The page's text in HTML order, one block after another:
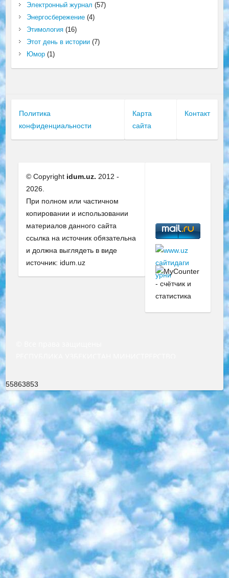
Электронный журнал (57)
Энергосбережение(4)
Этимология(16)
Этот день в истории(7)
Юмор(1)
Политика
конфиденциальности
Карта
сайта
Контакт
© Copyright idum.uz. 2012 -
2026.
При полном или частичном
копировании и использовании
материалов данного сайта
ссылка на источник обязательна
и должна выглядеть в виде
источник: idum.uz
55863853